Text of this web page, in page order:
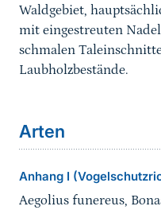
Waldgebiet,
mit eingestreuten
schmalen
Laubholzbestände.
Arten
Anhang I
Aegolius funereus,